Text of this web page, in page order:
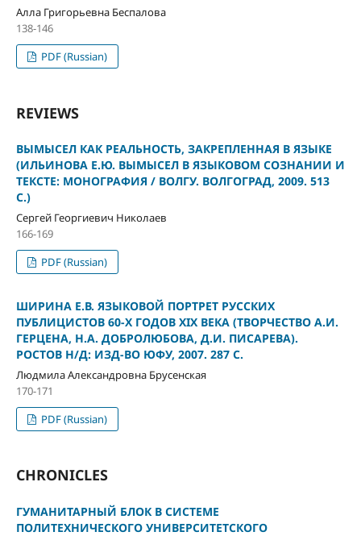
Алла Григорьевна Беспалова
138-146
PDF (Russian)
REVIEWS
ВЫМЫСЕЛ КАК РЕАЛЬНОСТЬ, ЗАКРЕПЛЕННАЯ В ЯЗЫКЕ
(ИЛЬИНОВА Е.Ю. ВЫМЫСЕЛ В ЯЗЫКОВОМ СОЗНАНИИ И
ТЕКСТЕ: МОНОГРАФИЯ / ВОЛГУ. ВОЛГОГРАД, 2009. 513
С.)
Сергей Георгиевич Николаев
166-169
PDF (Russian)
ШИРИНА Е.В. ЯЗЫКОВОЙ ПОРТРЕТ РУССКИХ
ПУБЛИЦИСТОВ 60-Х ГОДОВ XIX ВЕКА (ТВОРЧЕСТВО А.И.
ГЕРЦЕНА, Н.А. ДОБРОЛЮБОВА, Д.И. ПИСАРЕВА).
РОСТОВ Н/Д: ИЗД-ВО ЮФУ, 2007. 287 С.
Людмила Александровна Брусенская
170-171
PDF (Russian)
CHRONICLES
ГУМАНИТАРНЫЙ БЛОК В СИСТЕМЕ
ПОЛИТЕХНИЧЕСКОГО УНИВЕРСИТЕТСКОГО